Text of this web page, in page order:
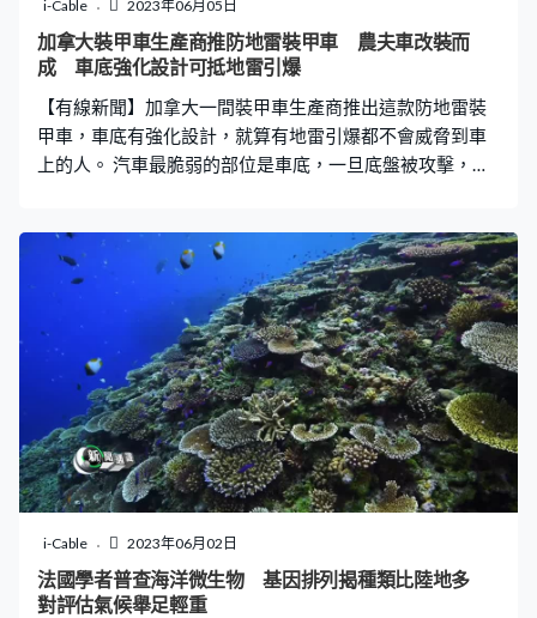
以供電，甚至可以用隔空傳電技術，直接供電予偏遠及受
災地區。
i-Cable 2023年06月05日
加拿大裝甲車生產商推防地雷裝甲車 農夫車改裝而
成 車底強化設計可抵地雷引爆
【有線新聞】加拿大一間裝甲車生產商推出這款防地雷裝
甲車，車底有強化設計，就算有地雷引爆都不會威脅到車
上的人。 汽車最脆弱的部位是車底，一旦底盤被攻擊，車
「防地雷車」應運而生，問題是成本比一般裝甲車更高。
為了降低造價，加拿大一間裝甲車生產商想到以改裝代替
由零開始，將福特F-550農夫車改造成防地雷裝甲車。車
內可以載10個人，車殼及車窗也加了防彈處理，可以抵禦
30米外射過來的穿甲彈；另外和其他防地雷車一樣，底盤
改成V形，中間低兩邊高。一旦有地雷在車底引爆，可以將
爆破威力向兩邊卸開，實際測試顯示就算是6公斤的炸藥於
車底爆炸，車身只是劇震，沒有起火或解體。雖然車頭引
擎有損毀。 但司機位及後座車廂也力保不失，這款防地雷
車近日於加拿大一個防務展覽亮相，除了軍用，亦開放予
民用。
i-Cable 2023年06月02日
法國學者普查海洋微生物 基因排列揭種類比陸地多
對評估氣候舉足輕重